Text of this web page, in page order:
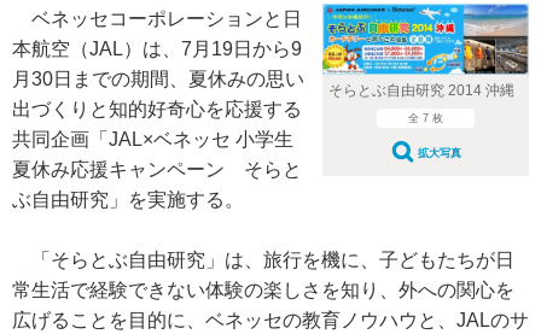
そらとぶ自由研究 2014 沖縄
全 7 枚
拡大写真
ベネッセコーポレーションと日
本航空（JAL）は、7月19日から9
月30日までの期間、夏休みの思い
出づくりと知的好奇心を応援する
共同企画「JAL×ベネッセ 小学生
夏休み応援キャンペーン そらと
ぶ自由研究」を実施する。
「そらとぶ自由研究」は、旅行を機に、子どもたちが日
常生活で経験できない体験の楽しさを知り、外への関心を
広げることを目的に、ベネッセの教育ノウハウと、JALのサ